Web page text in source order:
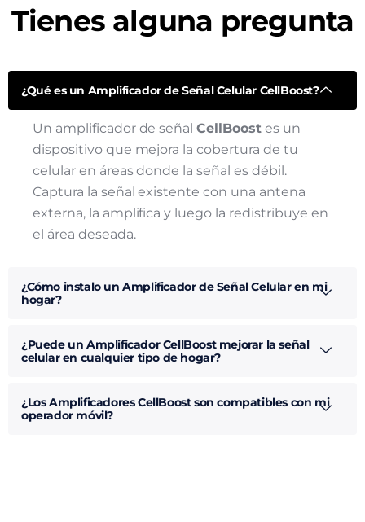
Tienes alguna pregunta
¿Qué es un Amplificador de Señal Celular CellBoost?
Un amplificador de señalCellBoostes un
dispositivo que mejora la cobertura de tu
celular en áreas donde la señal es débil.
Captura la señal existente con una antena
externa, la amplifica y luego la redistribuye en
el área deseada.
¿Cómo instalo un Amplificador de Señal Celular en mi
hogar?
¿Puede un Amplificador CellBoost mejorar la señal
celular en cualquier tipo de hogar?
¿Los Amplificadores CellBoost son compatibles con mi
operador móvil?